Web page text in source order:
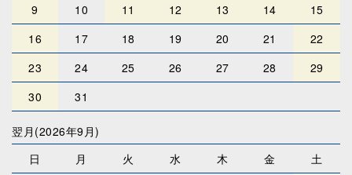
9
10 11 12 13 14
15
16
17 18 19 20 21
22
23
24 25 26 27 28
29
30
31
翌月(2026年9月)
日
月 火 水 木 金
土